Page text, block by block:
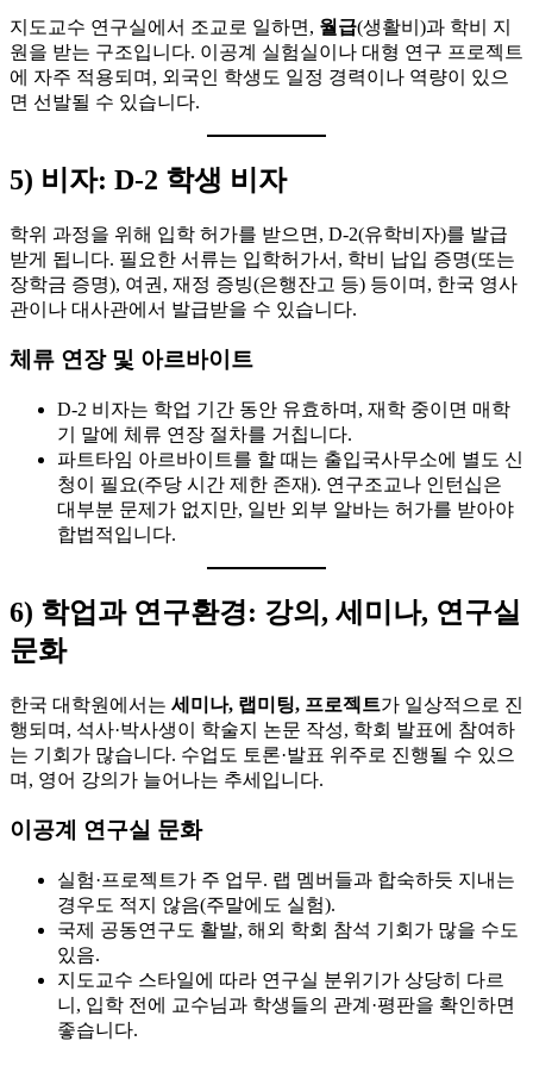
지도교수 연구실에서 조교로 일하면, 월급(생활비)과 학비 지
원을 받는 구조입니다. 이공계 실험실이나 대형 연구 프로젝트
에 자주 적용되며, 외국인 학생도 일정 경력이나 역량이 있으
면 선발될 수 있습니다.
5) 비자: D-2 학생 비자
학위 과정을 위해 입학 허가를 받으면, D-2(유학비자)를 발급
받게 됩니다. 필요한 서류는 입학허가서, 학비 납입 증명(또는
장학금 증명), 여권, 재정 증빙(은행잔고 등) 등이며, 한국 영사
관이나 대사관에서 발급받을 수 있습니다.
체류 연장 및 아르바이트
D-2 비자는 학업 기간 동안 유효하며, 재학 중이면 매학
기 말에 체류 연장 절차를 거칩니다.
파트타임 아르바이트를 할 때는 출입국사무소에 별도 신
청이 필요(주당 시간 제한 존재). 연구조교나 인턴십은
대부분 문제가 없지만, 일반 외부 알바는 허가를 받아야
합법적입니다.
6) 학업과 연구환경: 강의, 세미나, 연구실
문화
한국 대학원에서는 세미나, 랩미팅, 프로젝트가 일상적으로 진
행되며, 석사·박사생이 학술지 논문 작성, 학회 발표에 참여하
는 기회가 많습니다. 수업도 토론·발표 위주로 진행될 수 있으
며, 영어 강의가 늘어나는 추세입니다.
이공계 연구실 문화
실험·프로젝트가 주 업무. 랩 멤버들과 합숙하듯 지내는
경우도 적지 않음(주말에도 실험).
국제 공동연구도 활발, 해외 학회 참석 기회가 많을 수도
있음.
지도교수 스타일에 따라 연구실 분위기가 상당히 다르
니, 입학 전에 교수님과 학생들의 관계·평판을 확인하면
좋습니다.